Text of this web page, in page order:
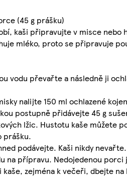
(45 g prášku)
kaši připravujte v misce nebo
mléko, proto se připravuje
vodu převařte a následně ji
nalijte 150 ml ochlazené
postupně přidávejte 45 g
lžic. Hustotu kaše můžete
prášku.
podávejte. Kaši nikdy
na přípravu. Nedojedenou porci
zejména k večeři, dbejte na